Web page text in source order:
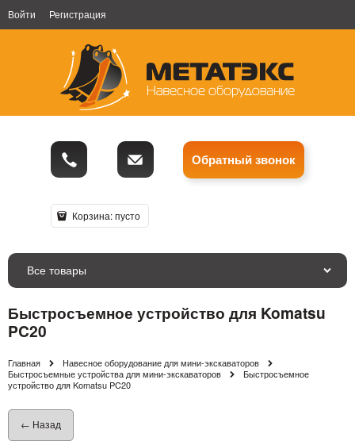
Войти Регистрация
Обратный звонок
Корзина:пусто
Все товары
Быстросъемное устройство для Komatsu
PC20
Главная
Навесное оборудование для мини-экскаваторов
Быстросъемные устройства для мини-экскаваторов
Быстросъемное
устройство для Komatsu PC20
← Назад